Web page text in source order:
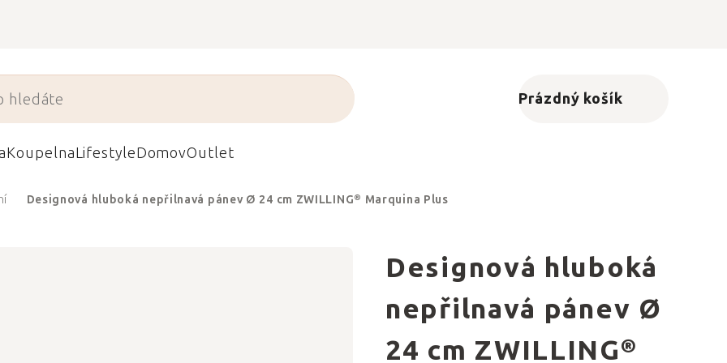
Nákupní košík
Prázdný košík
KoupelnaLifestyleDomovOutlet
Designová hluboká nepřilnavá pánev Ø 24 cm ZWILLING® Marquina Plus
Designová hluboká
nepřilnavá pánev Ø
24 cm ZWILLING®